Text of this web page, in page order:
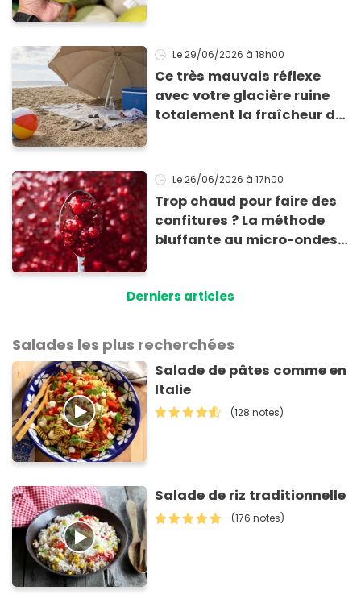
Le 29/06/2026 à 18h00
Ce très mauvais réflexe
avec votre glacière ruine
totalement la fraîcheur de
Le 26/06/2026 à 17h00
Trop chaud pour faire des
confitures ? La méthode
bluffante au micro-ondes
Derniers articles
Salades les plus recherchées
Salade de pâtes comme en
Italie
(128 notes)
Salade de riz traditionnelle
(176 notes)